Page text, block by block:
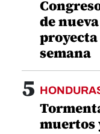
de
semana
5
muertos